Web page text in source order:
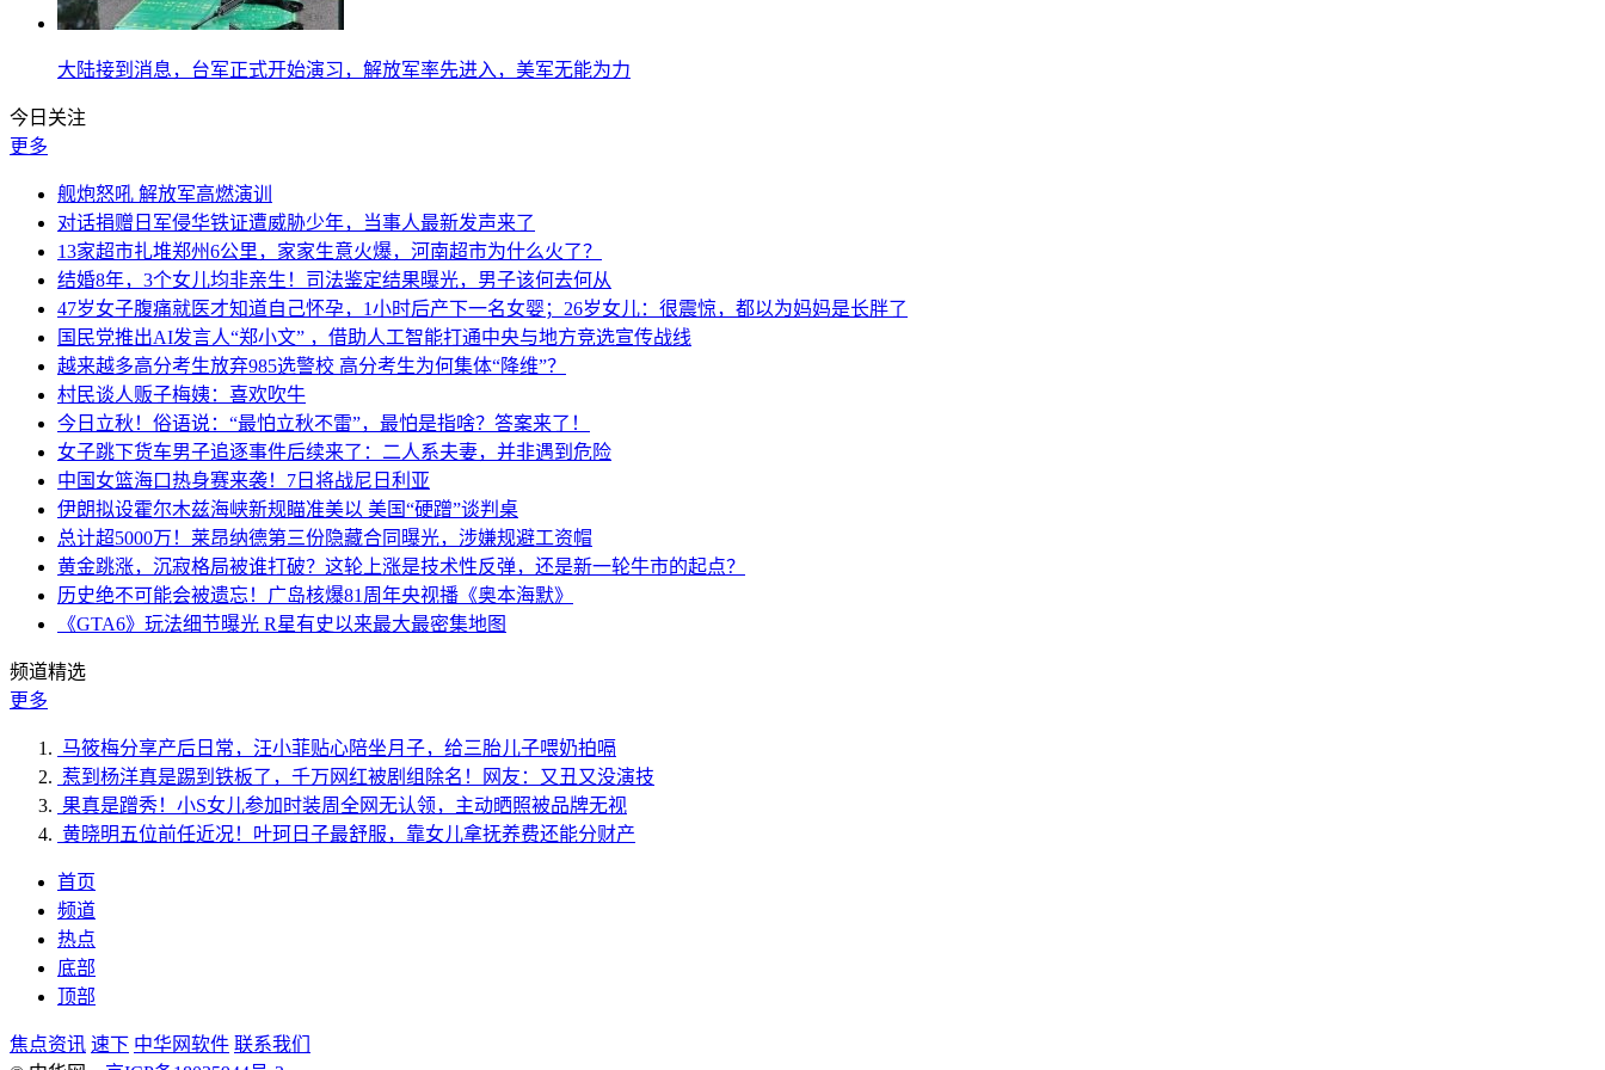
大陆接到消息，台军正式开始演习，解放军率先进入，美军无能为力
今日关注
更多
舰炮怒吼 解放军高燃演训
对话捐赠日军侵华铁证遭威胁少年，当事人最新发声来了
13家超市扎堆郑州6公里，家家生意火爆，河南超市为什么火了？
结婚8年，3个女儿均非亲生！司法鉴定结果曝光，男子该何去何从
47岁女子腹痛就医才知道自己怀孕，1小时后产下一名女婴；26岁女儿：很震惊，都以为妈妈是长胖了
国民党推出AI发言人“郑小文” ，借助人工智能打通中央与地方竞选宣传战线
越来越多高分考生放弃985选警校 高分考生为何集体“降维”？
村民谈人贩子梅姨：喜欢吹牛
今日立秋！俗语说：“最怕立秋不雷”，最怕是指啥？答案来了！
女子跳下货车男子追逐事件后续来了：二人系夫妻，并非遇到危险
中国女篮海口热身赛来袭！7日将战尼日利亚
伊朗拟设霍尔木兹海峡新规瞄准美以 美国“硬蹭”谈判桌
总计超5000万！莱昂纳德第三份隐藏合同曝光，涉嫌规避工资帽
黄金跳涨，沉寂格局被谁打破？这轮上涨是技术性反弹，还是新一轮牛市的起点？
历史绝不可能会被遗忘！广岛核爆81周年央视播《奥本海默》
《GTA6》玩法细节曝光 R星有史以来最大最密集地图
频道精选
更多
马筱梅分享产后日常，汪小菲贴心陪坐月子，给三胎儿子喂奶拍嗝
惹到杨洋真是踢到铁板了，千万网红被剧组除名！网友：又丑又没演技
果真是蹭秀！小S女儿参加时装周全网无认领，主动晒照被品牌无视
黄晓明五位前任近况！叶珂日子最舒服，靠女儿拿抚养费还能分财产
首页
频道
热点
底部
顶部
焦点资讯 速下 中华网软件 联系我们